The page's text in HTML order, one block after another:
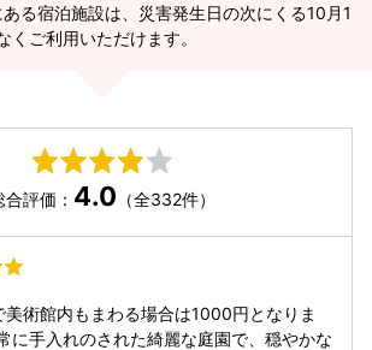
る宿泊施設は、災害発生日の次にくる10月1
くご利用いただけます。
合評価： 4.0 （全332件）
術館内もまわる場合は1000円となりま